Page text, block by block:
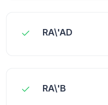
RA\'AD
RA\'B